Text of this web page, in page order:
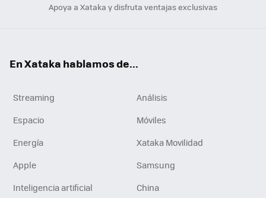
Apoya a Xataka y disfruta ventajas exclusivas
En Xataka hablamos de...
Streaming
Análisis
Espacio
Móviles
Energía
Xataka Movilidad
Apple
Samsung
Inteligencia artificial
China